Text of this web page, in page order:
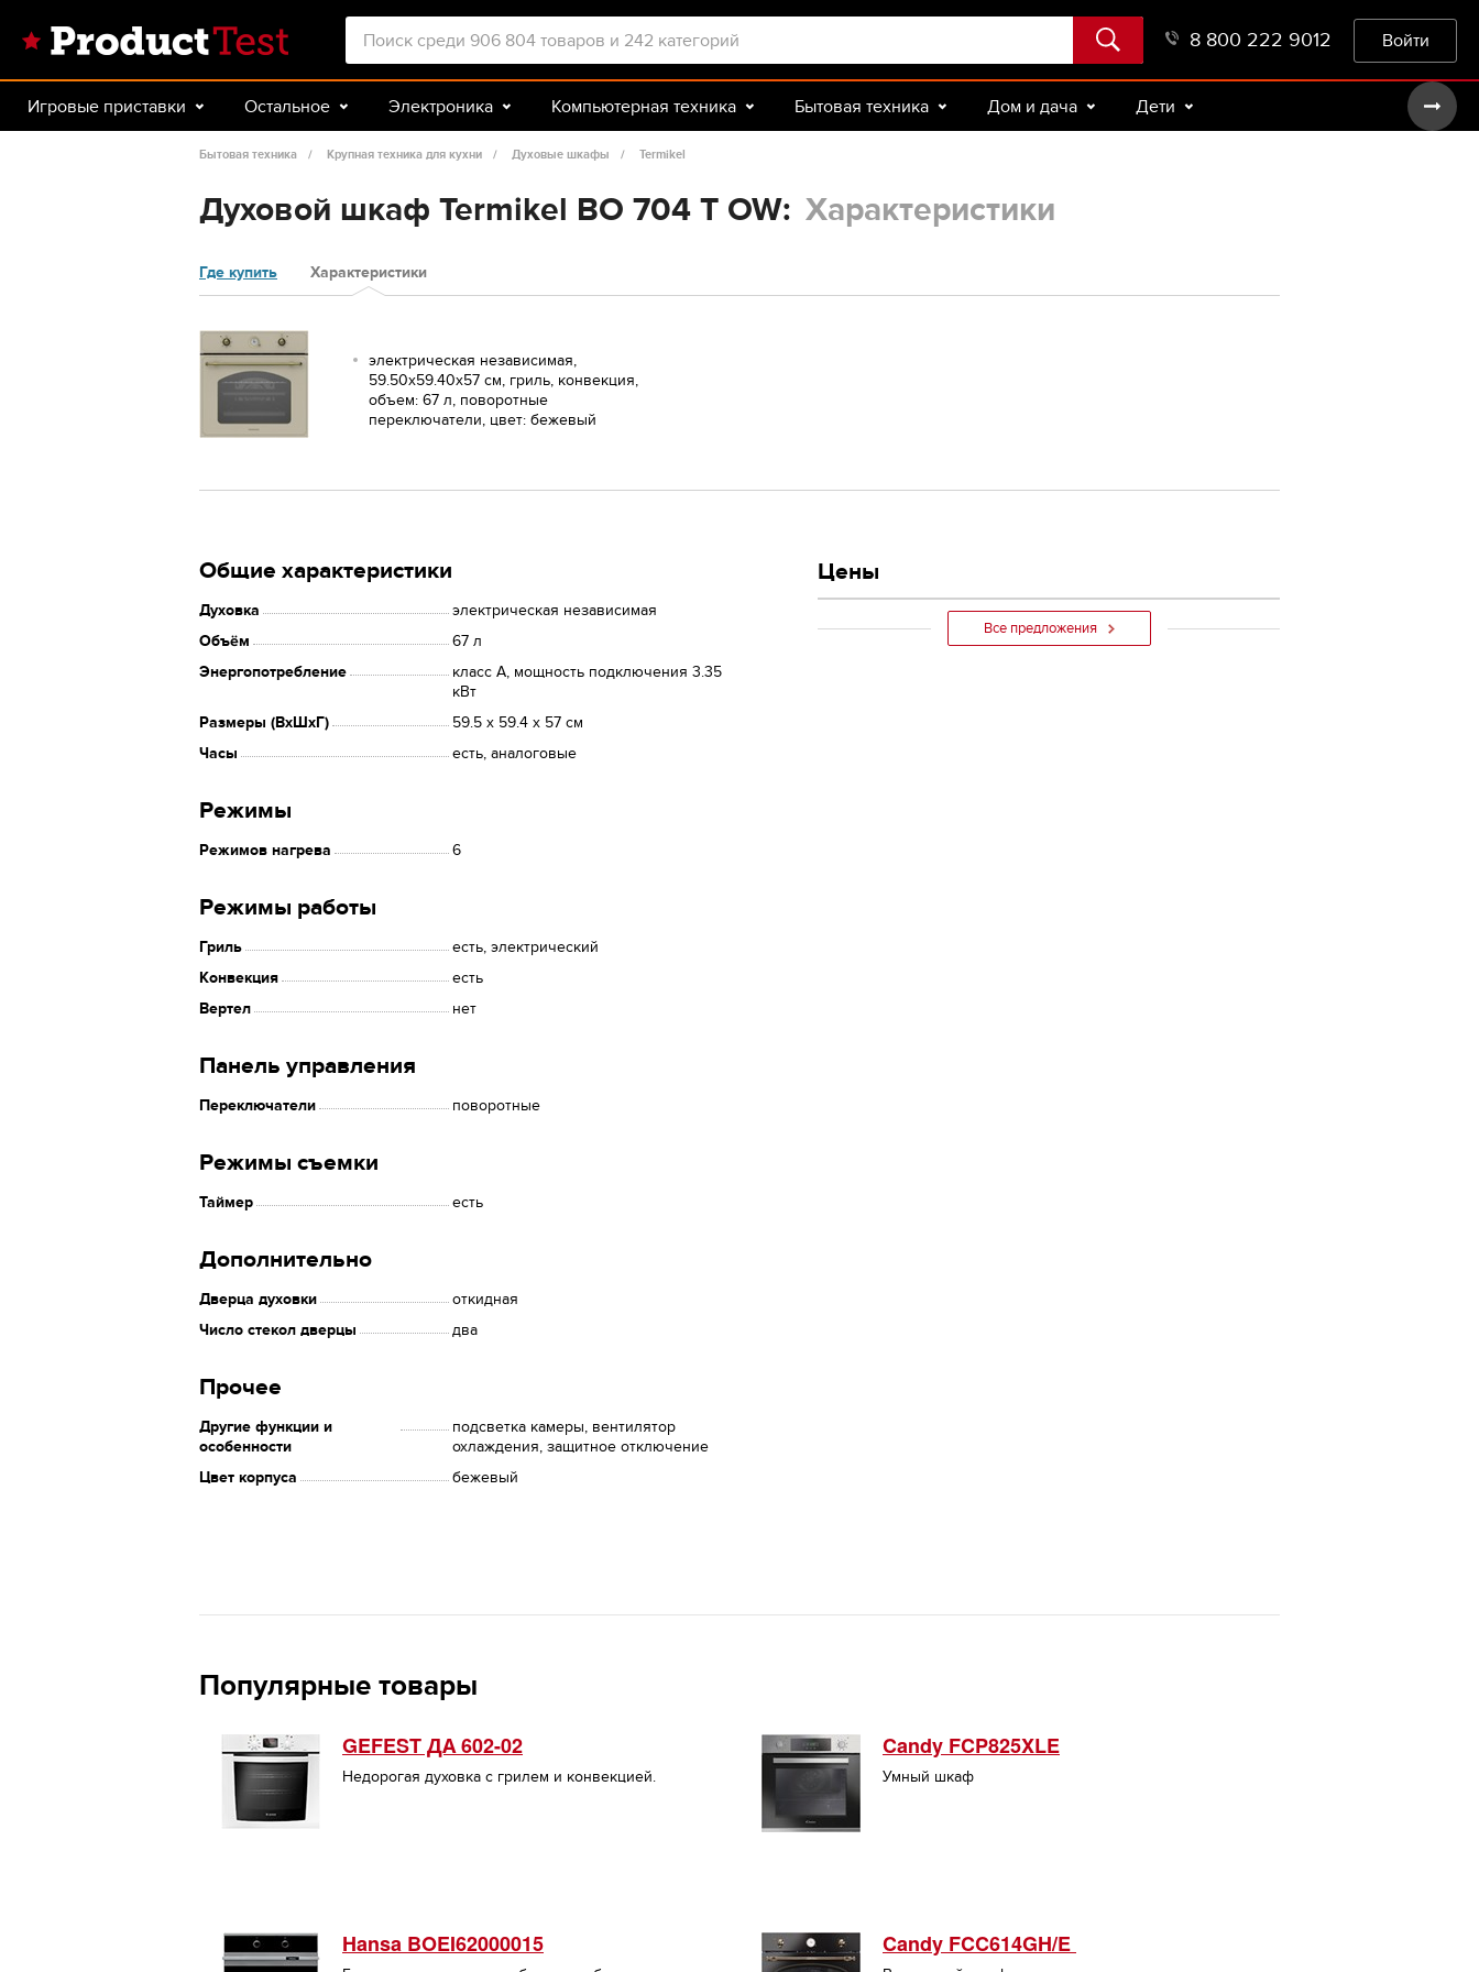
8 800 222 9012 Войти
Игровые приставки Остальное Электроника Компьютерная техника Бытовая техника Дом и дача Дети
Авто Спорт и туризм Досуг и подарки
Бытовая техника Крупная техника для кухни Духовые шкафы Termikel
Духовой шкаф Termikel ВО 704 T OW: Характеристики
Где купить Характеристики
электрическая независимая,
59.50х59.40х57 см, гриль, конвекция,
объем: 67 л, поворотные
переключатели, цвет: бежевый
Общие характеристики
Духовка
электрическая независимая
Объём
67 л
Энергопотребление
класс A, мощность подключения 3.35
кВт
Размеры (ВхШхГ)
59.5 х 59.4 x 57 см
Часы
есть, аналоговые
Режимы
Режимов нагрева 6
Режимы работы
Гриль
есть, электрический
Конвекция
есть
Вертел
нет
Панель управления
Переключатели поворотные
Режимы съемки
Таймер есть
Дополнительно
Дверца духовки
откидная
Число стекол дверцы
два
Прочее
Другие функции и
особенности
подсветка камеры, вентилятор
охлаждения, защитное отключение
Цвет корпуса
бежевый
Цены
Все предложения
Популярные товары
GEFEST ДА 602-02
Недорогая духовка с грилем и конвекцией.
Candy FCP825XLE
Умный шкаф
Hansa BOEI62000015 Candy FCC614GH/E